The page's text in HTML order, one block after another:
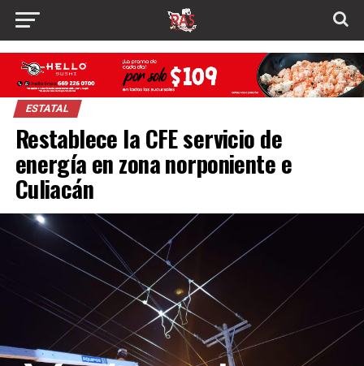
ESTATAL
Restablece la CFE servicio de
energía en zona norponiente e
Culiacán